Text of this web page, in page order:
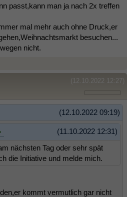
passt,kann man ja nach 2x treffen
mal mehr auch ohne Druck,er
besuchen...
nicht.
(12.10.2022 12:27)
(12.10.2022 09:19)
(11.10.2022 12:31)
nächsten Tag oder sehr spät
die Initiative und melde mich.
kommt vermutlich gar nicht